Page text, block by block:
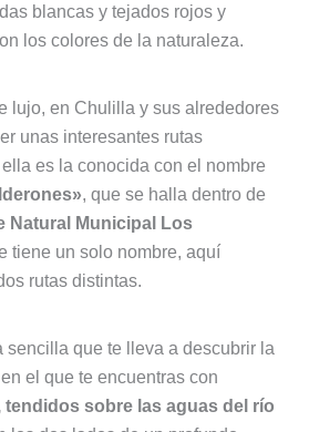
blancas y tejados rojos y
los colores de la naturaleza.
lujo, en Chulilla y sus alrededores
unas interesantes rutas
es la conocida con el nombre
, que se halla dentro de
Natural Municipal Los
tiene un solo nombre, aquí
rutas distintas.
sencilla que te lleva a descubrir la
el que te encuentras con
sobre las aguas del río